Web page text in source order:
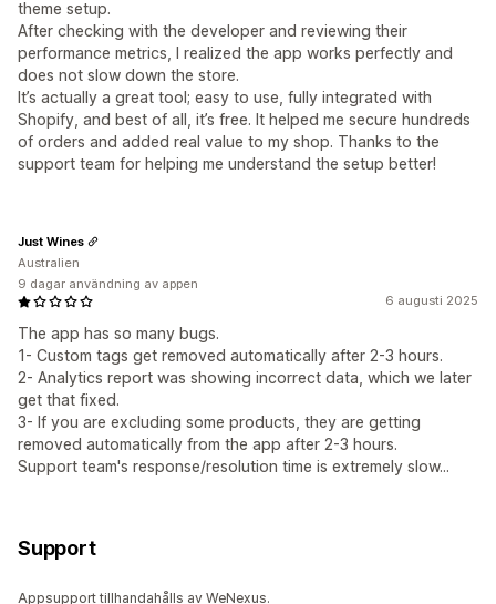
theme setup.
After checking with the developer and reviewing their
performance metrics, I realized the app works perfectly and
does not slow down the store.
It’s actually a great tool; easy to use, fully integrated with
Shopify, and best of all, it’s free. It helped me secure hundreds
of orders and added real value to my shop. Thanks to the
support team for helping me understand the setup better!
6 augusti 2025
The app has so many bugs.
1- Custom tags get removed automatically after 2-3 hours.
2- Analytics report was showing incorrect data, which we later
get that fixed.
3- If you are excluding some products, they are getting
removed automatically from the app after 2-3 hours.
Support team's response/resolution time is extremely slow...
Just Wines
Australien
9 dagar användning av appen
Support
Appsupport tillhandahålls av WeNexus.